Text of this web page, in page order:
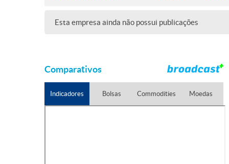
Esta empresa ainda não possui publicações
Comparativos
Indicadores Bolsas Commodities Moedas